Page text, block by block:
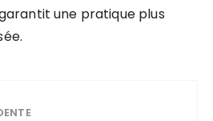
une pratique plus